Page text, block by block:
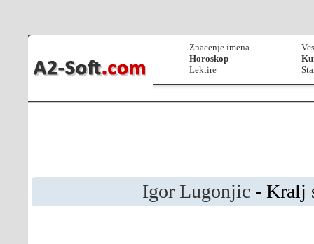
Znacenje imena
Horoskop
Lektire
Igor Lugonjic- Kralj